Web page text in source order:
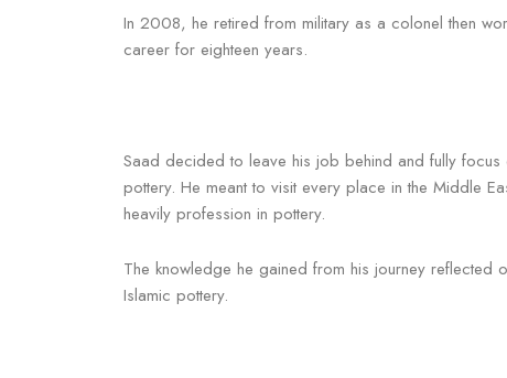
In 2008, he retired from military as a colonel then
career for eighteen years.
Saad decided to leave his job behind and fully
pottery. He meant to visit every place in the Middle
heavily profession in pottery.
The knowledge he gained from his journey reflected
Islamic pottery.